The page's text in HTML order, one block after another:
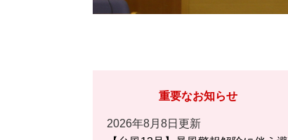
重要なお知らせ
2026年8月8日更新